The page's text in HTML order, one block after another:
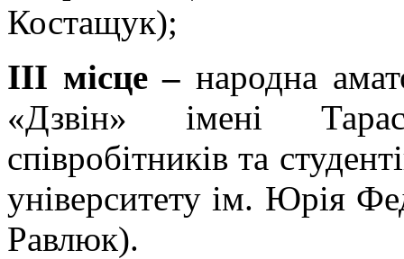
Костащук);
ІІІ місце –народна
«Дзвін» імені
співробітників та
університету ім. Юрія
Равлюк).